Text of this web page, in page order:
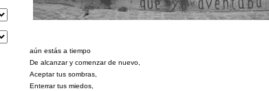
aún estás a tiempo
De alcanzar y comenzar de nuevo,
Aceptar tus sombras,
Enterrar tus miedos,